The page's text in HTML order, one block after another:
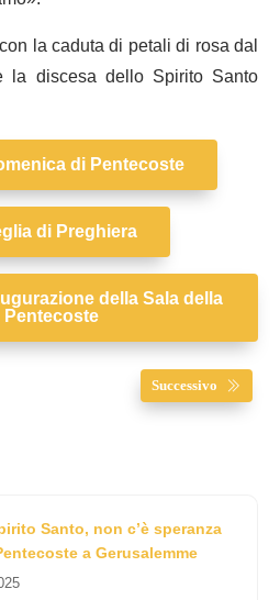
la caduta di petali di rosa dal
la discesa dello Spirito Santo
di Pentecoste
di Preghiera
della Sala della
Pentecoste
Successivo
Santo, non c’è speranza
a Gerusalemme